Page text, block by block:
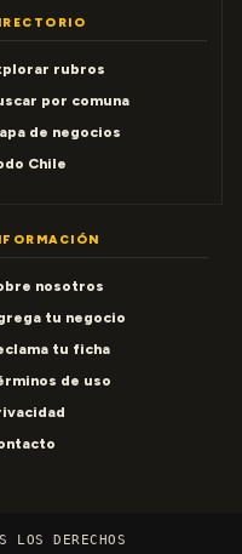
rubros
por comuna
de negocios
Chile
nosotros
tu negocio
tu ficha
de uso
DERECHOS